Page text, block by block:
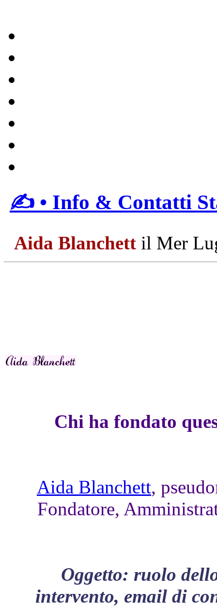
✍ • Info & Contatti
Aida Blanchett il Mer
Chi ha fondato
Aida Blanchett,
Fondatore,
Oggetto: ruolo
intervento, email di